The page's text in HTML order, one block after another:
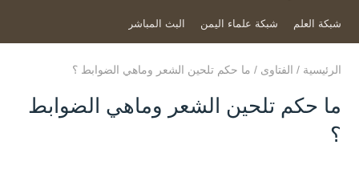
شبكة العلم شبكة علماء اليمن البث المباشر
الرئيسية / الفتاوى / ما حكم تلحين الشعر وماهي الضوابط ؟
ما حكم تلحين الشعر وماهي الضوابط
؟